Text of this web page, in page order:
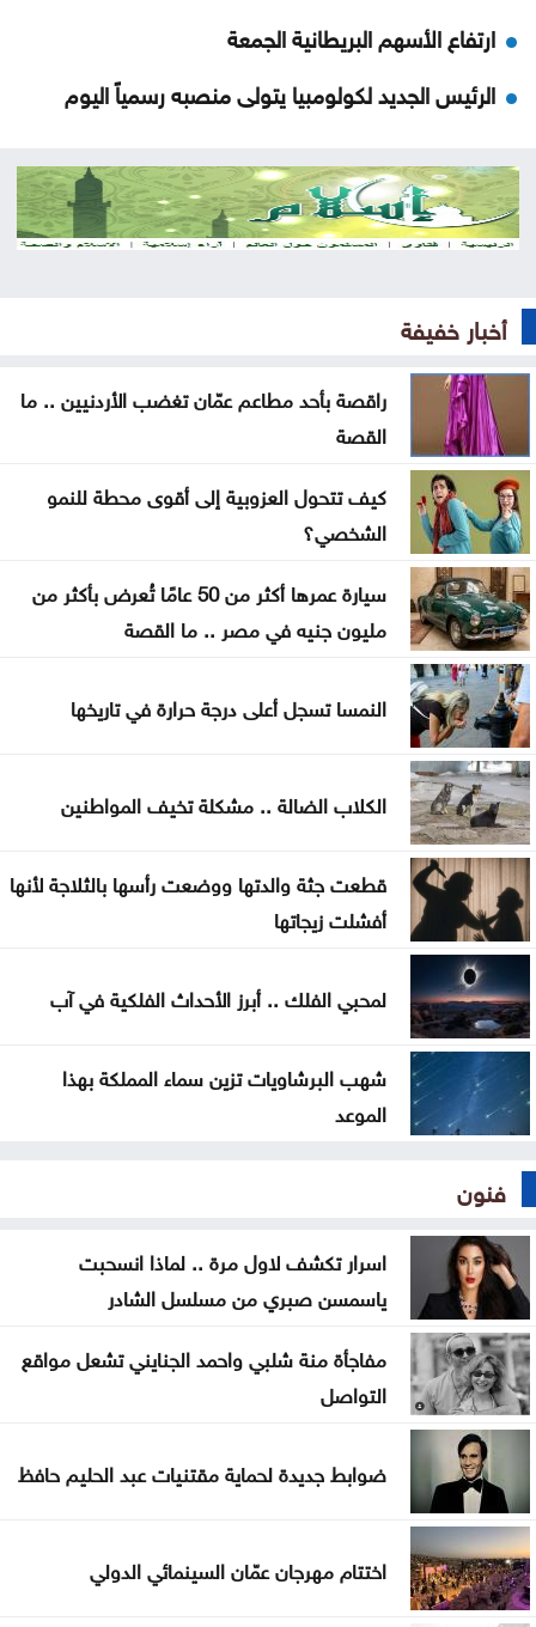
ارتفاع الأسهم البريطانية الجمعة
الرئيس الجديد لكولومبيا يتولى منصبه رسمياً اليوم
إردوغان يصل إلى جدة
ارتفاع كبير في الصادرات والواردات الصينية
الاحتلال يلقي قنبلة باتجاه جرافة للجيش اللبناني
بالمنصوري
خلّف قتلى وجرحى .. هجوم حوثي بالمسيّرات على مأرب
العثور على جثة شخص داخل حفرة في الكورة
الاحتلال يقصف بلدة ميس الجبل جنوبي لبنان
أخبار خفيفة
راقصة بأحد مطاعم عمّان تغضب الأردنيين .. ما
القصة
كيف تتحول العزوبية إلى أقوى محطة للنمو
الشخصي؟
سيارة عمرها أكثر من 50 عامًا تُعرض بأكثر من
مليون جنيه في مصر .. ما القصة
النمسا تسجل أعلى درجة حرارة في تاريخها
الكلاب الضالة .. مشكلة تخيف المواطنين
قطعت جثة والدتها ووضعت رأسها بالثلاجة لأنها
أفشلت زيجاتها
لمحبي الفلك .. أبرز الأحداث الفلكية في آب
شهب البرشاويات تزين سماء المملكة بهذا
الموعد
فنون
اسرار تكشف لاول مرة .. لماذا انسحبت
ياسمسن صبري من مسلسل الشادر
مفاجأة منة شلبي واحمد الجنايني تشعل مواقع
التواصل
ضوابط جديدة لحماية مقتنيات عبد الحليم حافظ
اختتام مهرجان عمّان السينمائي الدولي